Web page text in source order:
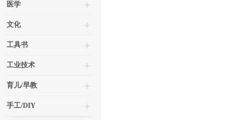
医学
文化
工具书
工业技术
育儿/早教
手工/DIY